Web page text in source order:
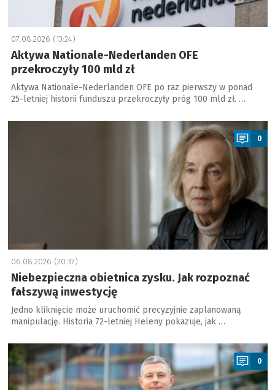
07.08.2026 (13:24)
Aktywa Nationale-Nederlanden OFE
przekroczyły 100 mld zł
Aktywa Nationale-Nederlanden OFE po raz pierwszy w ponad
25-letniej historii funduszu przekroczyły próg 100 mld zł. …
a
0
06.08.2026 (20:37)
Niebezpieczna obietnica zysku. Jak rozpoznać
fałszywą inwestycję
Jedno kliknięcie może uruchomić precyzyjnie zaplanowaną
manipulację. Historia 72-letniej Heleny pokazuje, jak …
a
0